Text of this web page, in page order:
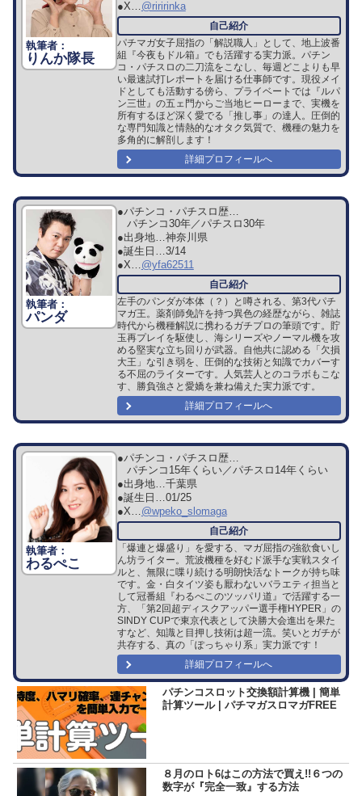
りんか隊長
●X…@riririnka
パチマガ女子屈指の「解説職人」として、地上波番
組『今夜もドル箱』でも活躍する実力派。パチン
コ・パチスロの二刀流をこなし、毎週どこよりも早
い最速試打レポートを届ける仕事師です。現役メイ
ドとしても活動する傍ら、プライベートでは『ルパ
ン三世』の五ェ門からご当地ヒーローまで、実機を
所有するほど深く愛でる「推し事」の達人。圧倒的
な専門知識と情熱的なオタク気質で、機種の魅力を
多角的に解剖します！
詳細プロフィールへ
パンダ
●パチンコ・パチスロ歴…
パチンコ30年／パチスロ30年
●出身地…神奈川県
●誕生日…3/14
●X…@yfa62511
左手のパンダが本体（？）と噂される、第3代パチ
マガ王。薬剤師免許を持つ異色の経歴ながら、雑誌
時代から機種解説に携わるガチプロの筆頭です。貯
玉再プレイを駆使し、海シリーズやノーマル機を攻
める堅実な立ち回りが武器。自他共に認める「欠損
大王」な引き弱を、圧倒的な技術と知識でカバーす
る不屈のライターです。人気芸人とのコラボもこな
す、勝負強さと愛嬌を兼ね備えた実力派です。
詳細プロフィールへ
わるぺこ
●パチンコ・パチスロ歴…
パチンコ15年くらい／パチスロ14年くらい
●出身地…千葉県
●誕生日…01/25
●X…@wpeko_slomaga
「爆連と爆盛り」を愛する、マガ屈指の強欲食いし
ん坊ライター。荒波機種を好むド派手な実戦スタイ
ルと、無限に喋り続ける明朗快活なトークが持ち味
です。金・白タイツ姿も厭わないバラエティ担当と
して冠番組『わるぺこのツッパリ道』で活躍する一
方、「第2回超ディスクアッパー選手権HYPER」の
SINDY CUPで東京代表として決勝大会進出を果た
すなど、知識と目押し技術は超一流。笑いとガチが
共存する、真の「ぽっちゃり系」実力派です！
詳細プロフィールへ
パチンコスロット交換額計算機 | 簡単
計算ツール | パチマガスロマガFREE
８月のロト6はこの方法で買え!!６つの
数字が『完全一致』する方法